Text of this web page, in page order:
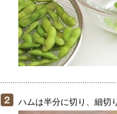
ハムは半分に切り、細切